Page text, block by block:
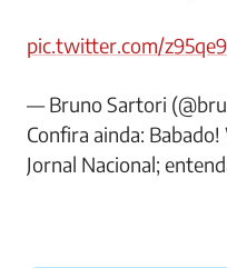
pic.twitter.com/
— Bruno Sartori
Confira ainda:
Jornal Nacional;